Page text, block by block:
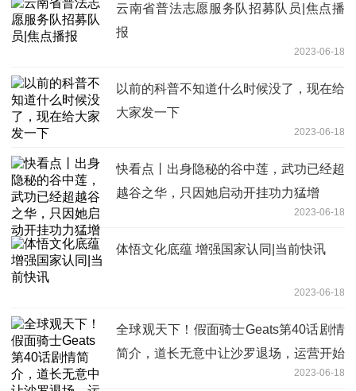
云南省普法志愿服务队招募队员|焦点播
报
2023-06-18
以前的科普不知道什么时候没了，现在给
大家发一下
2023-06-18
快看点丨出身隐秘的谷中莲，武功已经超
越谷之华，只因她启动开挂功力猛增
2023-06-18
体悟文化底蕴 增强国家认同|当前快讯
2023-06-18
全球观天下！假面骑士Geats第40话剧情
简介，道长无意中让沙罗退场，运营开始
2023-06-18